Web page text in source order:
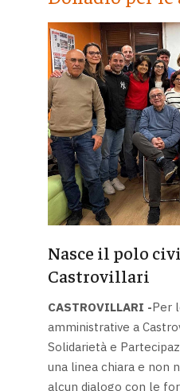
Nasce il polo
Castrovillari
CASTROVILLARI -Per
amministrative a
Solidarietà e
una linea chiara e non
alcun dialogo con le